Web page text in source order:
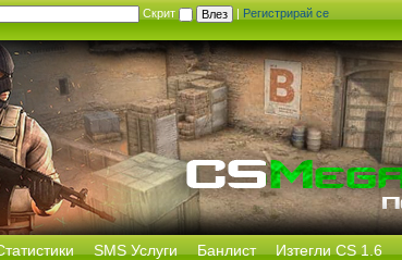
Скрит | Регистрирай се
SMS Услуги Банлист Изтегли CS 1.6